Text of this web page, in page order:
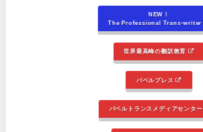
NEW！
The Professional Trans-writer
世界最高峰の翻訳教育
バベルプレス
バベルトランスメディアセンター